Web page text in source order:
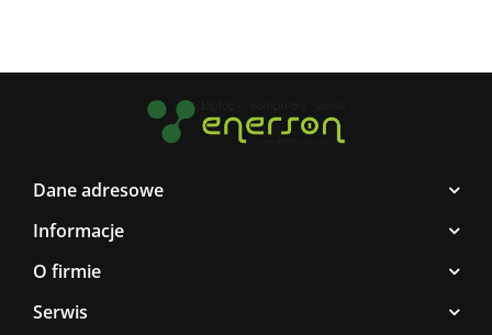
Dane adresowe
Informacje
O firmie
Serwis